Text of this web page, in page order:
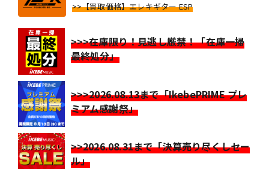
>>【買取価格】エレキギター ESP
>>>在庫限り！見逃し厳禁！「在庫一掃
最終処分」
>>>2026.08.13まで「IkebePRIME プレ
ミアム感謝祭」
>>2026.08.31まで「決算売り尽くしセー
ル」